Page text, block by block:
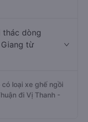
thác dòng
từ
loại xe ghế ngồi
đi Vị Thanh -